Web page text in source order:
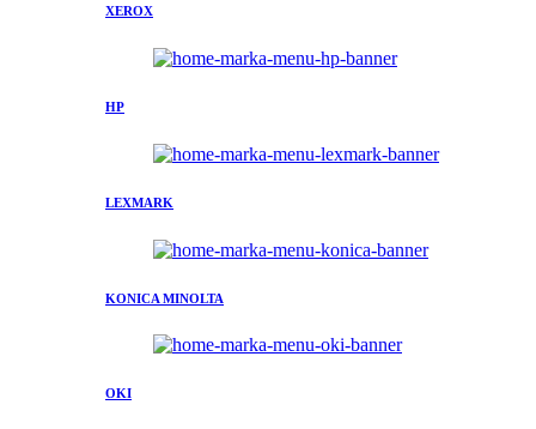
XEROX
HP
LEXMARK
KONICA MINOLTA
OKI